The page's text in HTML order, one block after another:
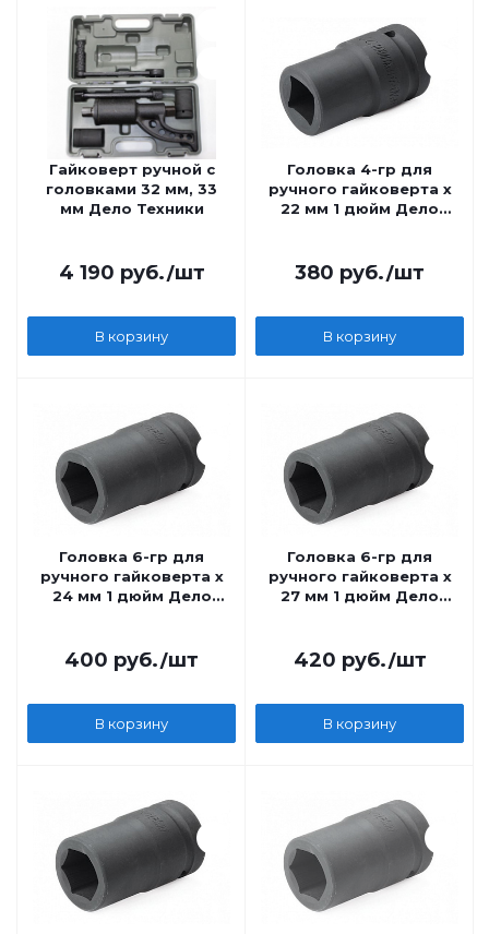
Гайковерт ручной с
головками 32 мм, 33
мм Дело Техники
4 190 руб./шт
В корзину
Головка 4-гр для
ручного гайковерта х
22 мм 1 дюйм Дело
380 руб./шт
В корзину
Головка 6-гр для
ручного гайковерта х
24 мм 1 дюйм Дело
400 руб./шт
В корзину
Головка 6-гр для
ручного гайковерта х
27 мм 1 дюйм Дело
420 руб./шт
В корзину